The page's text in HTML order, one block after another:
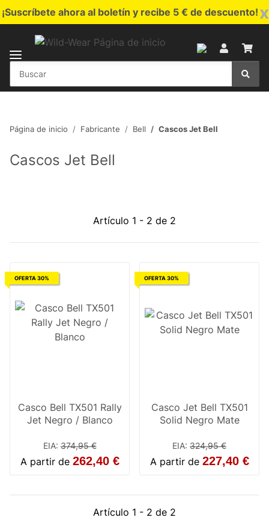
x
¡Suscríbete ahora al boletín y recibe 5 € de descuento!
Página de inicio Fabricante Bell Cascos Jet Bell
Cascos Jet Bell
Artículo 1 - 2 de 2
OFERTA 30%
Casco Bell TX501 Rally
Jet Negro / Blanco
EIA:374,95 €
A partir de 262,40 €
OFERTA 30%
Casco Jet Bell TX501
Solid Negro Mate
EIA: 324,95 €
A partir de 227,40 €
Artículo 1 - 2 de 2